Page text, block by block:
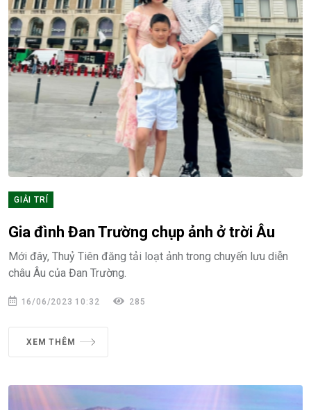
GIẢI TRÍ
Gia đình Đan Trường chụp ảnh ở trời Âu
Mới đây, Thuỷ Tiên đăng tải loạt ảnh trong chuyến lưu diễn
châu Âu của Đan Trường.
16/06/2023 10:32 285
XEM THÊM